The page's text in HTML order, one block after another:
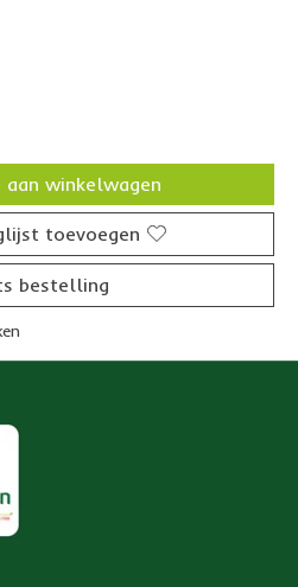
aan winkelwagen
toevoegen
bestelling